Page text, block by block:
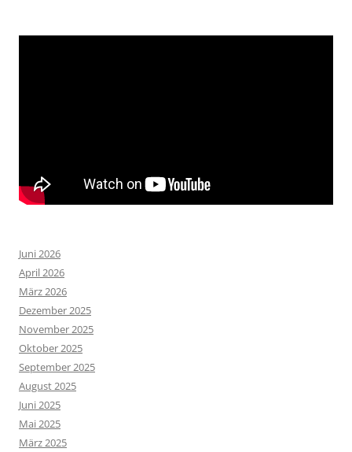
Juni 2026
April 2026
März 2026
Dezember 2025
November 2025
Oktober 2025
September 2025
August 2025
Juni 2025
Mai 2025
März 2025